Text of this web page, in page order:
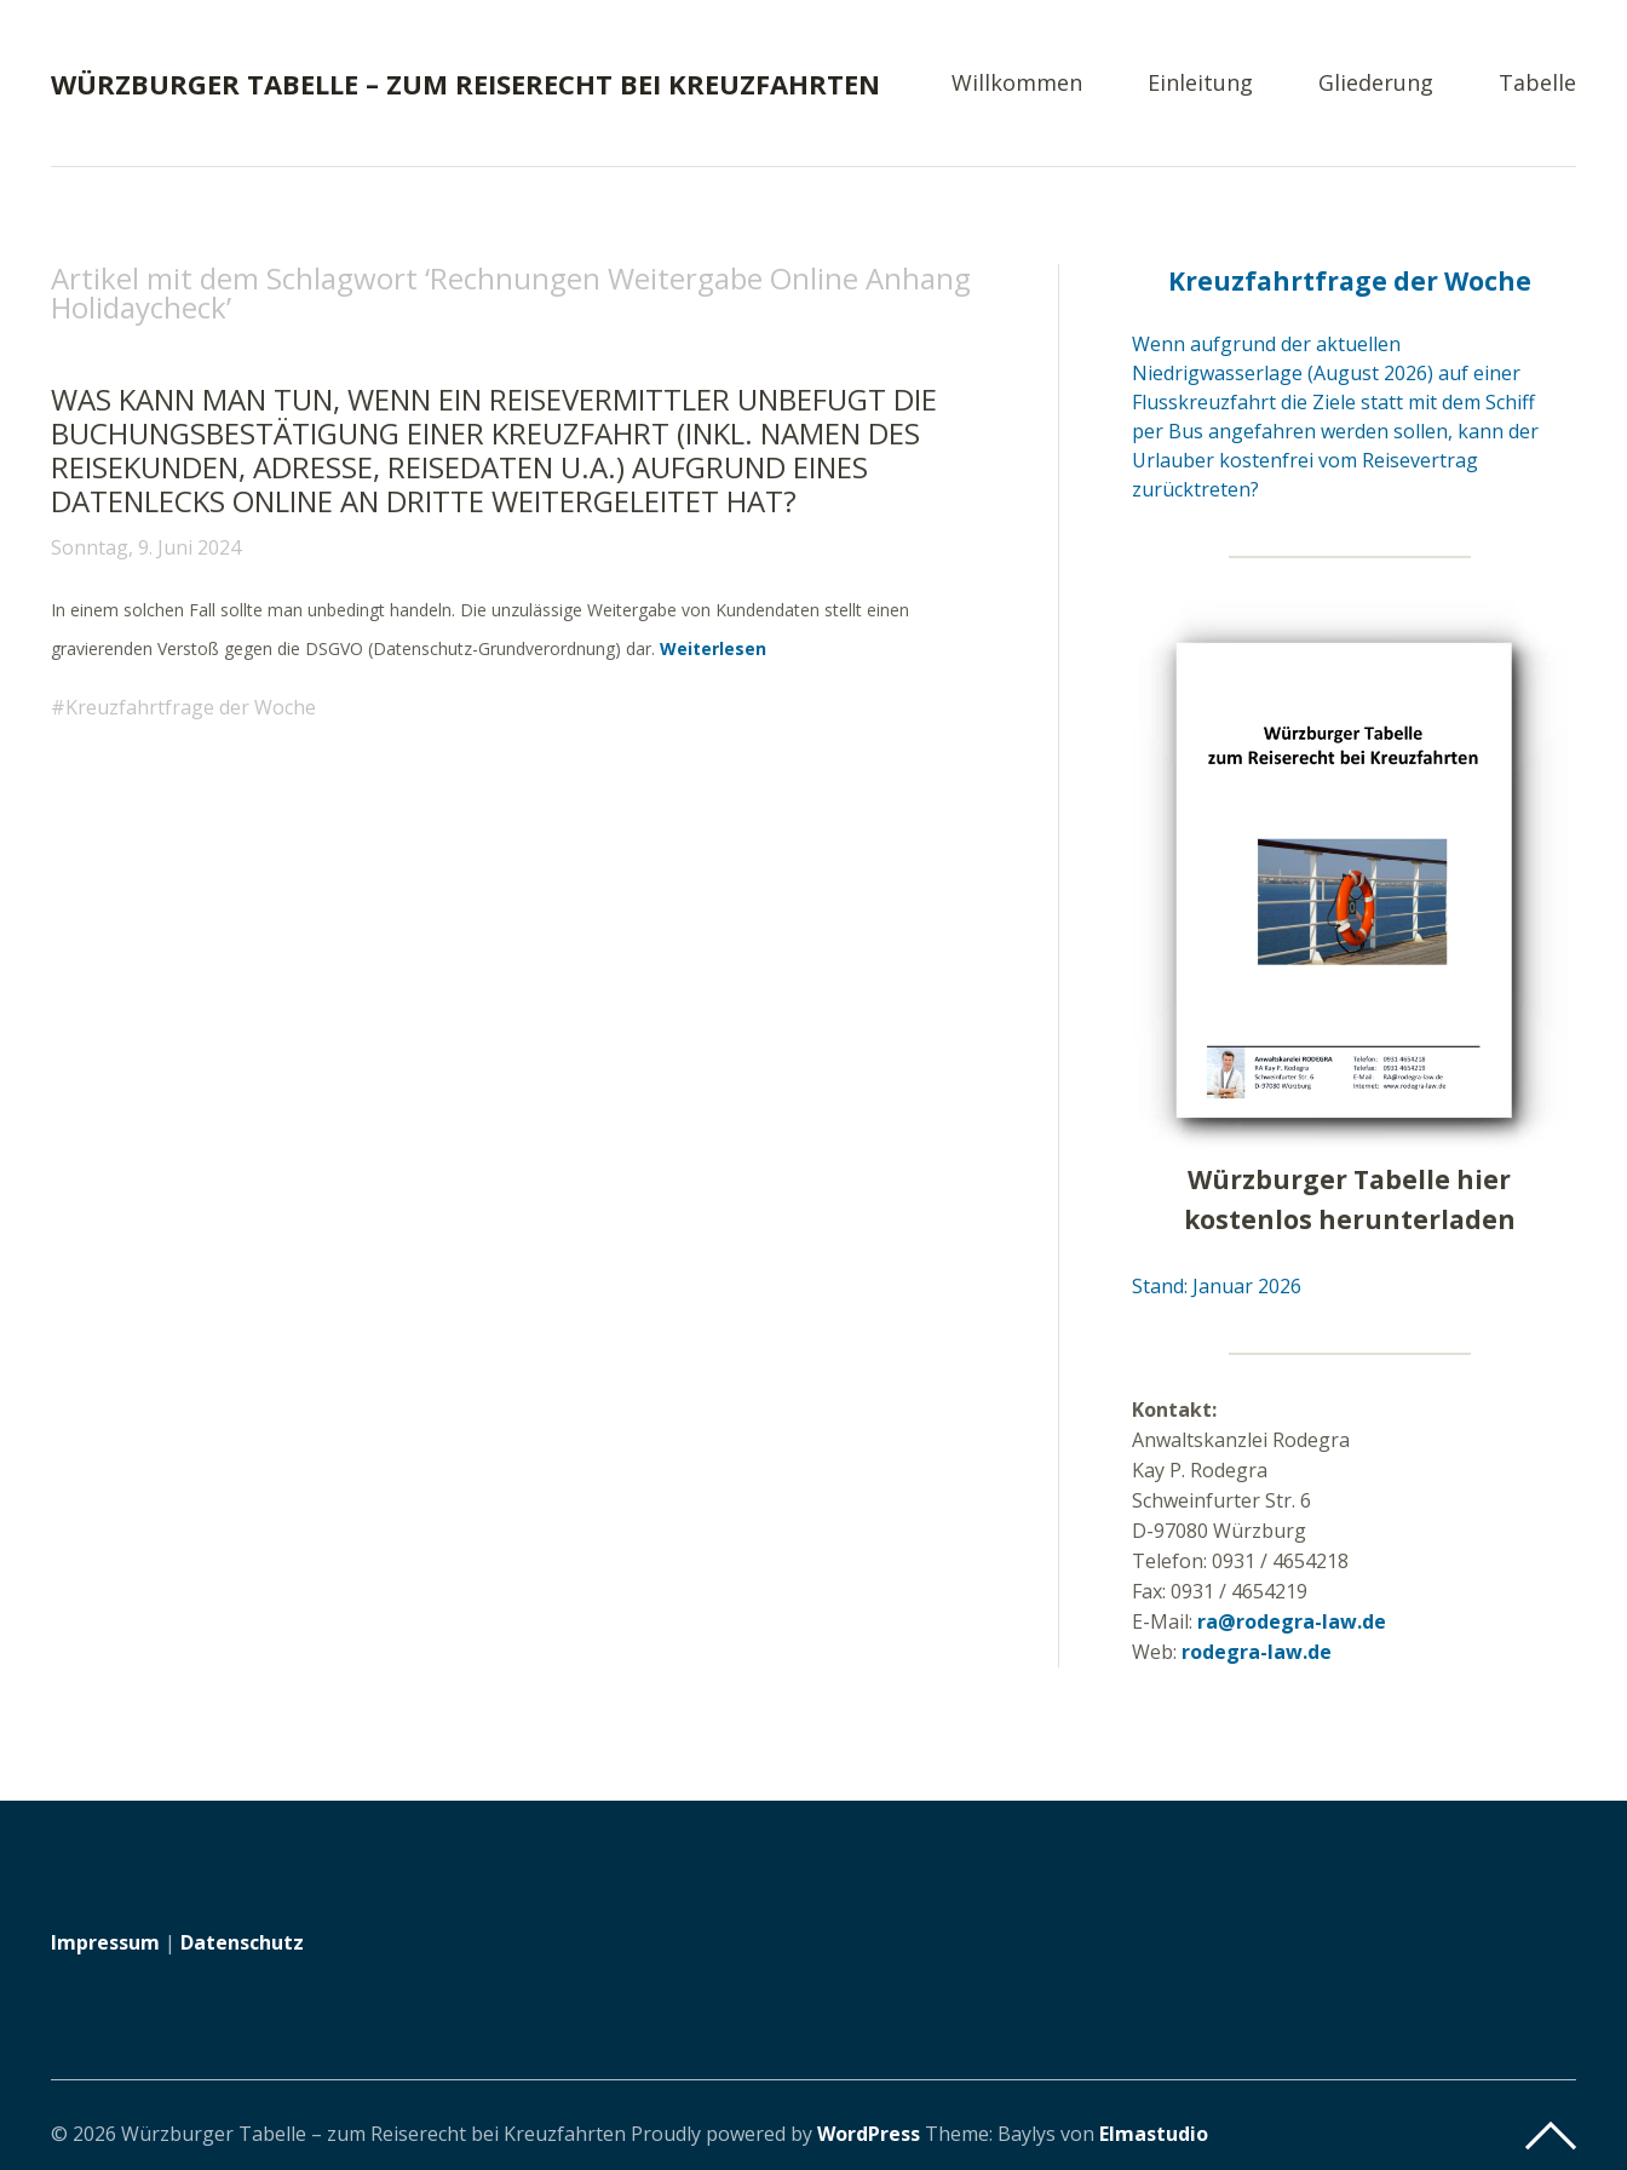
WÜRZBURGER TABELLE – ZUM REISERECHT BEI KREUZFAHRTEN Willkommen Einleitung Gliederung Tabelle
Artikel mit dem Schlagwort ‘Rechnungen Weitergabe Online Anhang
Holidaycheck’
WAS KANN MAN TUN, WENN EIN REISEVERMITTLER UNBEFUGT DIE
BUCHUNGSBESTÄTIGUNG EINER KREUZFAHRT (INKL. NAMEN DES
REISEKUNDEN, ADRESSE, REISEDATEN U.A.) AUFGRUND EINES
DATENLECKS ONLINE AN DRITTE WEITERGELEITET HAT?
Sonntag, 9. Juni 2024
In einem solchen Fall sollte man unbedingt handeln. Die unzulässige Weitergabe von Kundendaten stellt einen
gravierenden Verstoß gegen die DSGVO (Datenschutz-Grundverordnung) dar. Weiterlesen
Kreuzfahrtfrage der Woche
Kreuzfahrtfrage der Woche
Wenn aufgrund der aktuellen
Niedrigwasserlage (August 2026) auf einer
Flusskreuzfahrt die Ziele statt mit dem Schiff
per Bus angefahren werden sollen, kann der
Urlauber kostenfrei vom Reisevertrag
zurücktreten?
Würzburger Tabelle hier
kostenlos herunterladen
Stand: Januar 2026
Kontakt:
Anwaltskanzlei Rodegra
Kay P. Rodegra
Schweinfurter Str. 6
D-97080 Würzburg
Telefon: 0931 / 4654218
Fax: 0931 / 4654219
E-Mail: ra@rodegra-law.de
Web: rodegra-law.de
Impressum | Datenschutz
© 2026 Würzburger Tabelle – zum Reiserecht bei Kreuzfahrten Proudly powered byWordPress Theme: Baylys von Elmastudio